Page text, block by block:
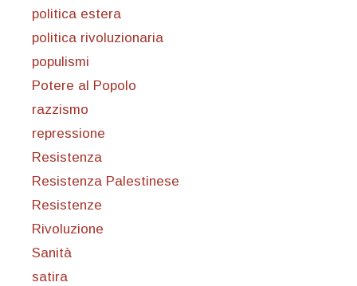
politica estera
politica rivoluzionaria
populismi
Potere al Popolo
razzismo
repressione
Resistenza
Resistenza Palestinese
Resistenze
Rivoluzione
Sanità
satira